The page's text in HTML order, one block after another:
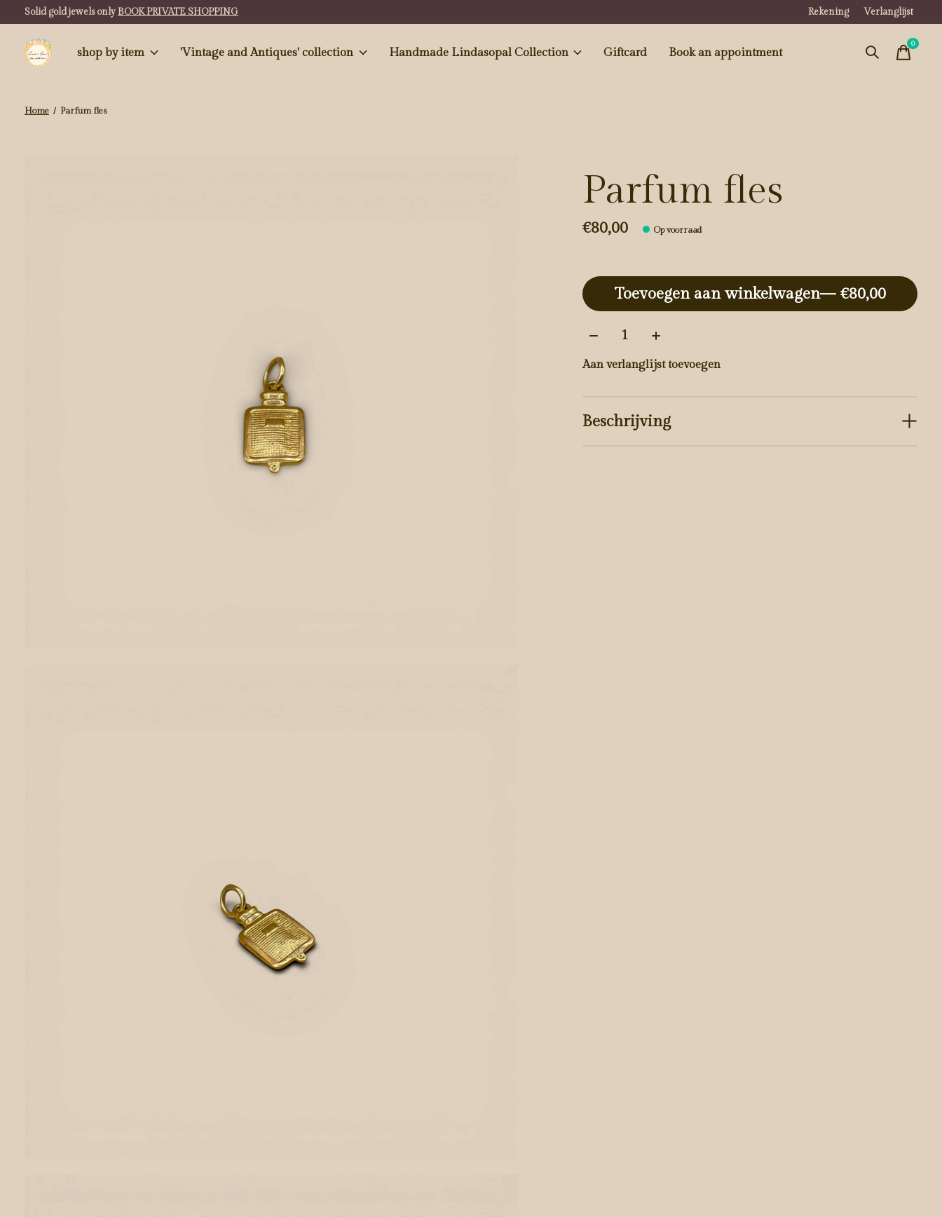
Solid gold jewels onlyBOOK PRIVATE SHOPPING Rekening Verlanglijst
shop by item 'Vintage and Antiques' collection Handmade Lindasopal Collection Giftcard Book an appointment
0items
Home / Parfum fles
Parfum fles
€80,00 Op voorraad
Toevoegen aan winkelwagen
— €80,00
Aantal:
Aan verlanglijst toevoegen
Beschrijving